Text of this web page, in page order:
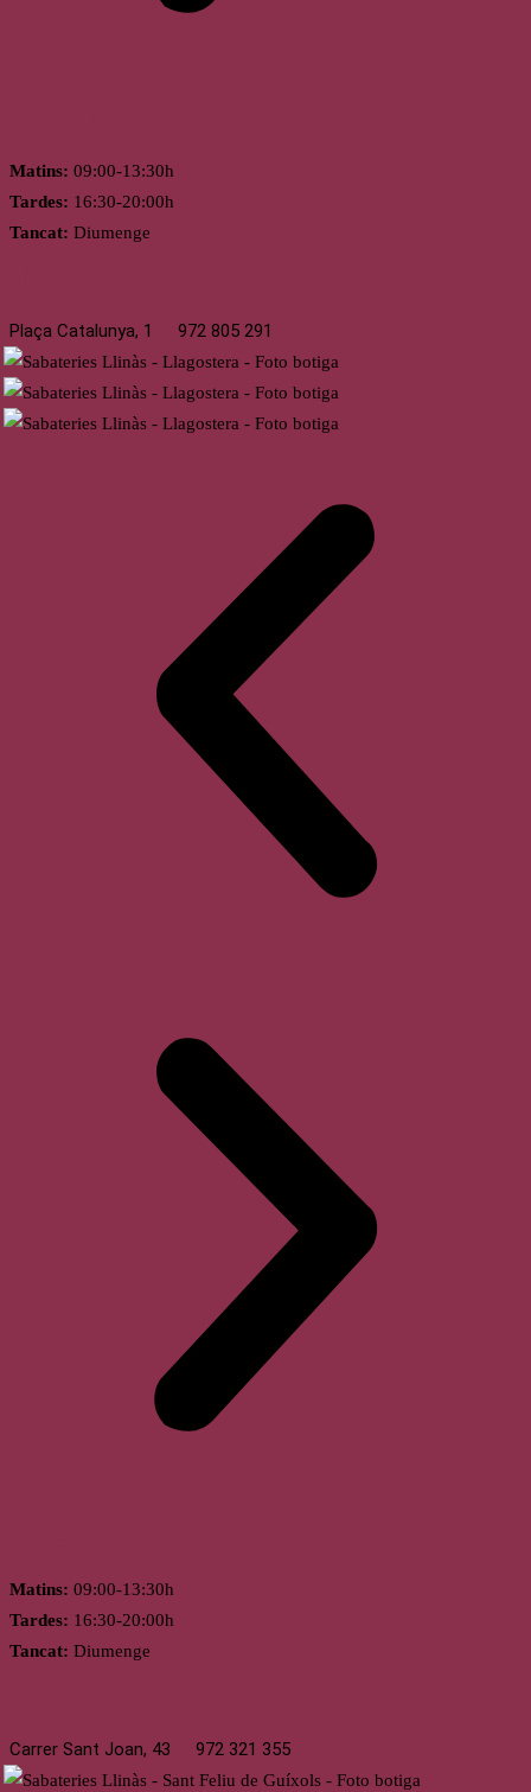
Matins: 09:00-13:30h
Tardes: 16:30-20:00h
Tancat: Diumenge
Plaça Catalunya, 1 972 805 291
Matins: 09:00-13:30h
Tardes: 16:30-20:00h
Tancat: Diumenge
Carrer Sant Joan, 43 972 321 355